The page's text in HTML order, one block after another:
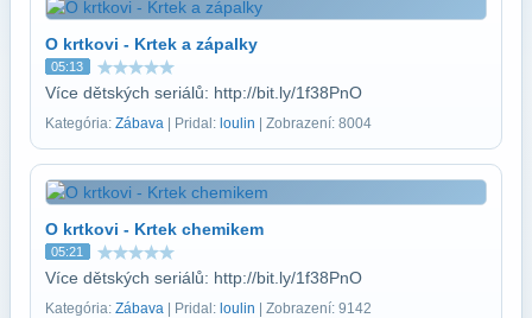
O krtkovi - Krtek a zápalky
05:13
Více dětských seriálů: http://bit.ly/1f38PnO
Kategória: Zábava | Pridal: loulin | Zobrazení: 8004
O krtkovi - Krtek chemikem
05:21
Více dětských seriálů: http://bit.ly/1f38PnO
Kategória: Zábava | Pridal: loulin | Zobrazení: 9142